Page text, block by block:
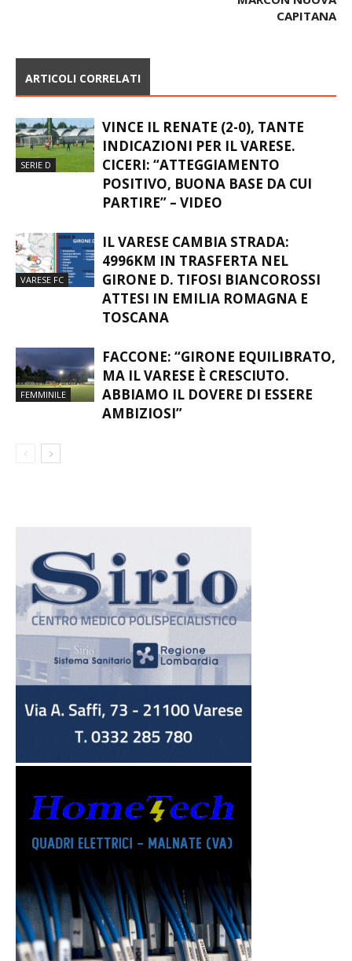
CAPITANA
ARTICOLI CORRELATI
SERIE D
VINCE IL RENATE (2-0), TANTE
INDICAZIONI PER IL VARESE.
CICERI: “ATTEGGIAMENTO
POSITIVO, BUONA BASE DA CUI
PARTIRE” – VIDEO
VARESE FC
IL VARESE CAMBIA STRADA:
4996KM IN TRASFERTA NEL
GIRONE D. TIFOSI BIANCOROSSI
ATTESI IN EMILIA ROMAGNA E
TOSCANA
FEMMINILE
FACCONE: “GIRONE EQUILIBRATO,
MA IL VARESE È CRESCIUTO.
ABBIAMO IL DOVERE DI ESSERE
AMBIZIOSI”